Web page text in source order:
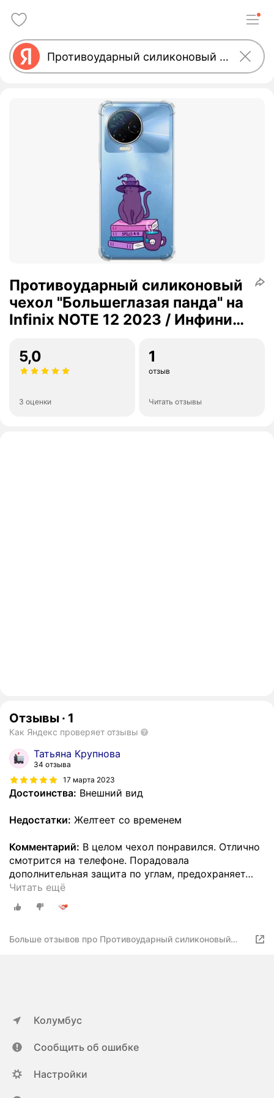
Противоударный силиконовый
чехол "Большеглазая панда" на
Infinix NOTE 12 2023 / Инфиникс
5,0
3 оценки
1
отзыв
Читать отзывы
Отзывы · 1
Как Яндекс проверяет отзывы
Татьяна Крупнова
34 отзыва
17 марта 2023
Достоинства: Внешний вид
Недостатки: Желтеет со временем
Комментарий: В целом чехол понравился. Отлично
смотрится на телефоне. Порадовала
дополнительная защита по углам, предохраняет…
Читать ещё
Больше отзывов про Противоударный силиконовый
Колумбус
Сообщить об ошибке
Настройки